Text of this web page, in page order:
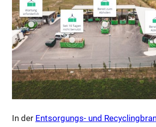
In der Entsorgungs- und